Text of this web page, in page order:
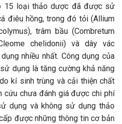
15 loại thảo dược đã được sử
điêu hồng, trong đó tỏi (Allium
trâm bầu (Combretum
chelidonii) và dây vác
nhiều nhất. Công dụng của
dụng là tăng cường khả năng
kí sinh trùng và cải thiện chất
cứu chưa đánh giá được chi phí
dụng và không sử dụng thảo
được những thông tin cơ bản